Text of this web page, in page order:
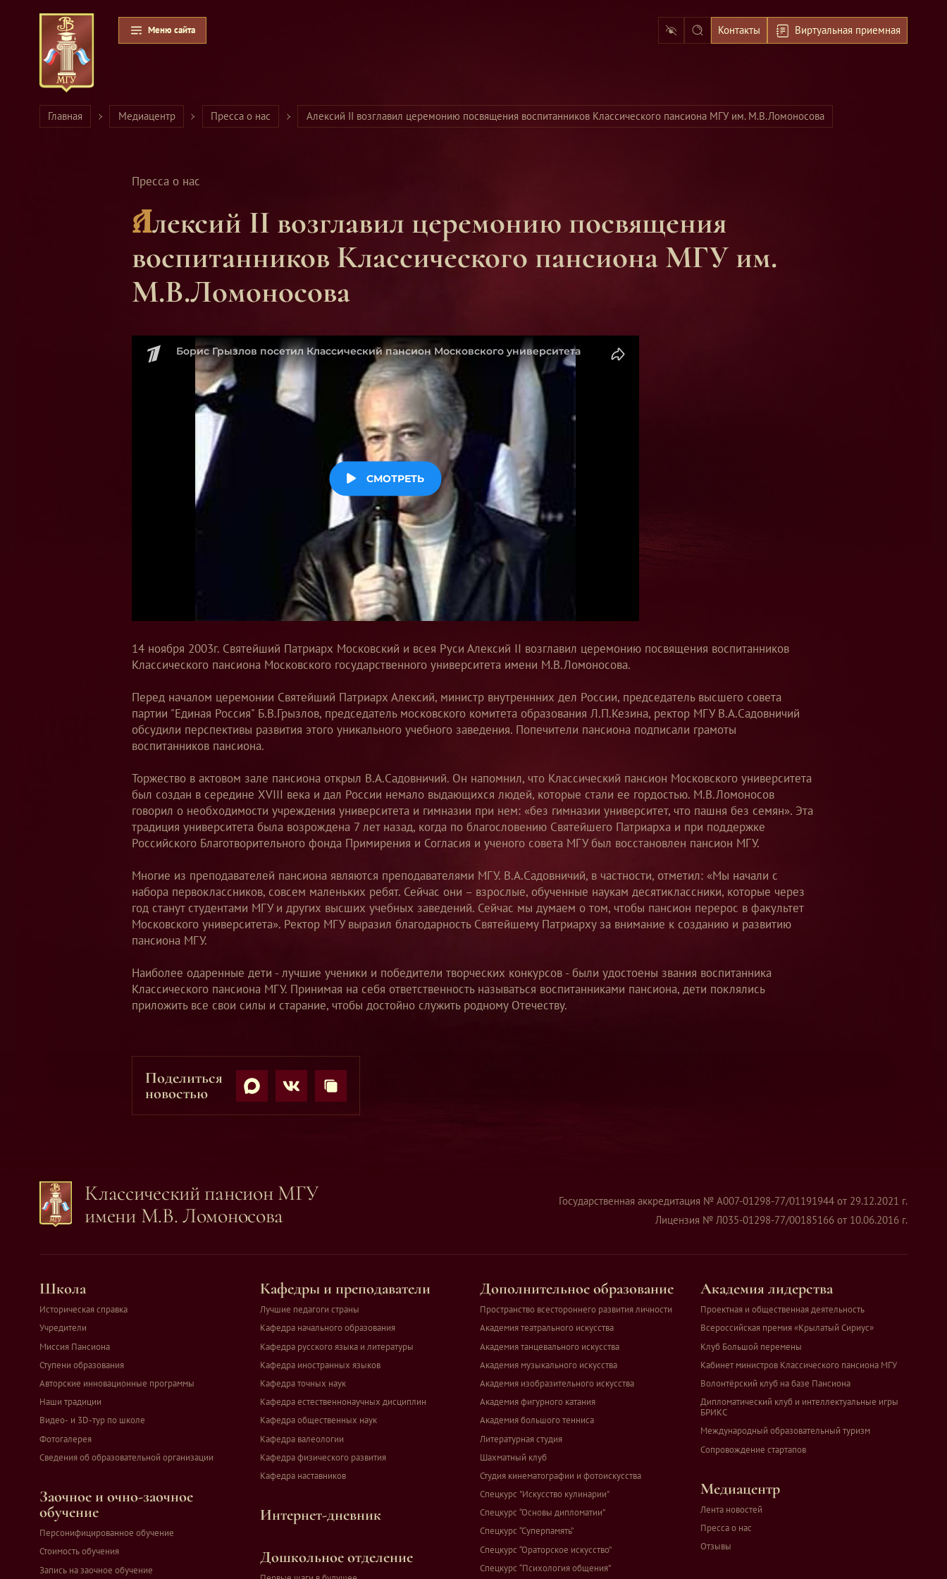
Меню сайта Контакты Виртуальная приемная
Главная Медиацентр Пресса о нас Алексий II возглавил церемонию посвящения воспитанников Классического пансиона МГУ им. М.В.Ломоносова
Пресса о нас
Алексий II возглавил церемонию посвящения
воспитанников Классического пансиона МГУ им.
М.В.Ломоносова
14 ноября 2003г. Святейший Патриарх Московский и всея Руси Алексий II возглавил церемонию посвящения воспитанников
Классического пансиона Московского государственного университета имени М.В.Ломоносова.
Перед началом церемонии Святейший Патриарх Алексий, министр внутреннних дел России, председатель высшего совета
партии "Единая Россия" Б.В.Грызлов, председатель московского комитета образования Л.П.Кезина, ректор МГУ В.А.Садовничий
обсудили перспективы развития этого уникального учебного заведения. Попечители пансиона подписали грамоты
воспитанников пансиона.
Торжество в актовом зале пансиона открыл В.А.Садовничий. Он напомнил, что Классический пансион Московского университета
был создан в середине XVIII века и дал России немало выдающихся людей, которые стали ее гордостью. М.В.Ломоносов
говорил о необходимости учреждения университета и гимназии при нем: «без гимназии университет, что пашня без семян». Эта
традиция университета была возрождена 7 лет назад, когда по благословению Святейшего Патриарха и при поддержке
Российского Благотворительного фонда Примирения и Согласия и ученого совета МГУ был восстановлен пансион МГУ.
Многие из преподавателей пансиона являются преподавателями МГУ. В.А.Садовничий, в частности, отметил: «Мы начали с
набора первоклассников, совсем маленьких ребят. Сейчас они – взрослые, обученные наукам десятиклассники, которые через
год станут студентами МГУ и других высших учебных заведений. Сейчас мы думаем о том, чтобы пансион перерос в факультет
Московского университета». Ректор МГУ выразил благодарность Святейшему Патриарху за внимание к созданию и развитию
пансиона МГУ.
Наиболее одаренные дети - лучшие ученики и победители творческих конкурсов - были удостоены звания воспитанника
Классического пансиона МГУ. Принимая на себя ответственность называться воспитанниками пансиона, дети поклялись
приложить все свои силы и старание, чтобы достойно служить родному Отечеству.
Поделиться
новостью
Классический пансион МГУ
имени М.В. Ломоносова
Государственная аккредитация № А007-01298-77/01191944 от 29.12.2021 г.
Лицензия № Л035-01298-77/00185166 от 10.06.2016 г.
Школа
Историческая справка
Учредители
Миссия Пансиона
Ступени образования
Авторские инновационные программы
Наши традиции
Видео- и 3D-тур по школе
Фотогалерея
Сведения об образовательной организации
Заочное и очно-заочное
обучение
Персонифицированное обучение
Стоимость обучения
Запись на заочное обучение
Кафедры и преподаватели
Лучшие педагоги страны
Кафедра начального образования
Кафедра русского языка и литературы
Кафедра иностранных языков
Кафедра точных наук
Кафедра естественнонаучных дисциплин
Кафедра общественных наук
Кафедра валеологии
Кафедра физического развития
Кафедра наставников
Интернет-дневник
Дошкольное отделение
Дополнительное образование
Пространство всестороннего развития личности
Академия театрального искусства
Академия танцевального искусства
Академия музыкального искусства
Академия изобразительного искусства
Академия фигурного катания
Академия большого тенниса
Литературная студия
Шахматный клуб
Студия кинематографии и фотоискусства
Спецкурс "Искусство кулинарии"
Спецкурс “Основы дипломатии”
Спецкурс “Суперпамять”
Спецкурс “Ораторское искусство”
Спецкурс “Психология общения”
Академия лидерства
Проектная и общественная деятельность
Всероссийская премия «Крылатый Сириус»
Клуб Большой перемены
Кабинет министров Классического пансиона МГУ
Волонтёрский клуб на базе Пансиона
Дипломатический клуб и интеллектуальные игры
БРИКС
Международный образовательный туризм
Сопровождение стартапов
Медиацентр
Лента новостей
Пресса о нас
Отзывы